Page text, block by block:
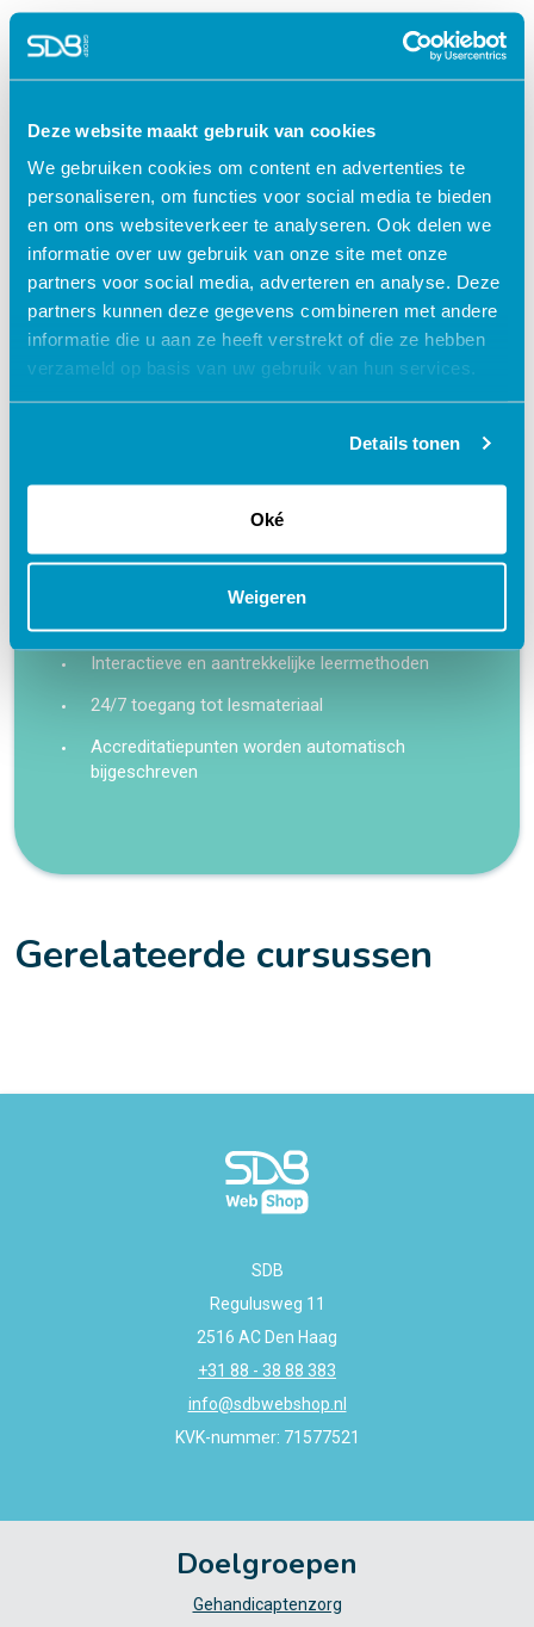
Deze website maakt gebruik van cookies
We gebruiken cookies om content en advertenties te
personaliseren, om functies voor social media te bieden
en om ons websiteverkeer te analyseren. Ook delen we
informatie over uw gebruik van onze site met onze
partners voor social media, adverteren en analyse. Deze
partners kunnen deze gegevens combineren met andere
informatie die u aan ze heeft verstrekt of die ze hebben
verzameld op basis van uw gebruik van hun services.
Details tonen
Oké
Weigeren
access_time 75 minuten
check Geaccrediteerd door:
V&VN
Accr.nr. 630401 1 punt
turned_in_not Certificaat
€ 27,50 shopping_cart
Waarom kiezen voor deze
e-learning?
Flexibel – leer op je eigen manier en tempo
Praktijkgericht – ontwikkeld samen met
Interactieve en aantrekkelijke leermethoden
24/7 toegang tot lesmateriaal
Accreditatiepunten worden automatisch
bijgeschreven
Gerelateerde cursussen
SDB
Regulusweg 11
2516 AC Den Haag
+31 88 - 38 88 383
info@sdbwebshop.nl
KVK-nummer: 71577521
Doelgroepen
Gehandicaptenzorg